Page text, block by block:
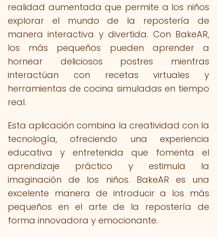
realidad aumentada que permite a los niños
explorar el mundo de la repostería de
manera interactiva y divertida. Con BakeAR,
los más pequeños pueden aprender a
hornear deliciosos postres mientras
interactúan con recetas virtuales y
herramientas de cocina simuladas en tiempo
real.
Esta aplicación combina la creatividad con la
tecnología, ofreciendo una experiencia
educativa y entretenida que fomenta el
aprendizaje práctico y estimula la
imaginación de los niños. BakeAR es una
excelente manera de introducir a los más
pequeños en el arte de la repostería de
forma innovadora y emocionante.